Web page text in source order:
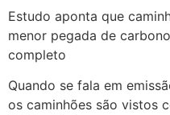
Estudo aponta que
menor pegada de
completo
Quando se fala em
os caminhões são vistos